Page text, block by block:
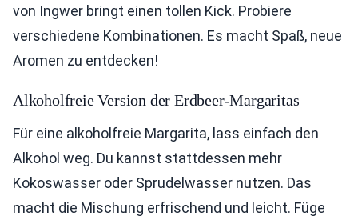
von Ingwer bringt einen tollen Kick. Probiere
verschiedene Kombinationen. Es macht Spaß, neue
Aromen zu entdecken!
Alkoholfreie Version der Erdbeer-Margaritas
Für eine alkoholfreie Margarita, lass einfach den
Alkohol weg. Du kannst stattdessen mehr
Kokoswasser oder Sprudelwasser nutzen. Das
macht die Mischung erfrischend und leicht. Füge